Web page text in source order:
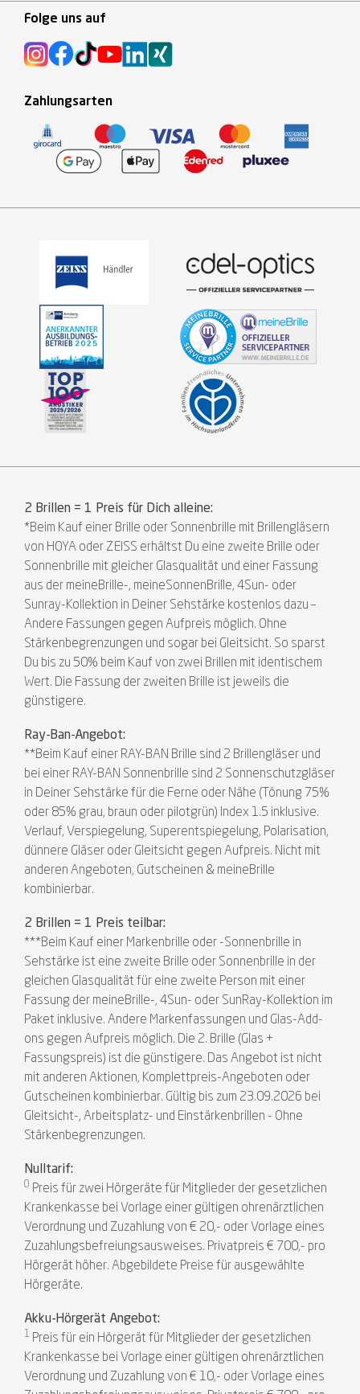
Folge uns auf
Zahlungsarten
2 Brillen = 1 Preis für Dich alleine:
*Beim Kauf einer Brille oder Sonnenbrille mit Brillengläsern
von HOYA oder ZEISS erhältst Du eine zweite Brille oder
Sonnenbrille mit gleicher Glasqualität und einer Fassung
aus der meineBrille-, meineSonnenBrille, 4Sun- oder
Sunray-Kollektion in Deiner Sehstärke kostenlos dazu –
Andere Fassungen gegen Aufpreis möglich. Ohne
Stärkenbegrenzungen und sogar bei Gleitsicht. So sparst
Du bis zu 50% beim Kauf von zwei Brillen mit identischem
Wert. Die Fassung der zweiten Brille ist jeweils die
günstigere.
Ray-Ban-Angebot:
**Beim Kauf einer RAY-BAN Brille sind 2 Brillengläser und
bei einer RAY-BAN Sonnenbrille sind 2 Sonnenschutzgläser
in Deiner Sehstärke für die Ferne oder Nähe (Tönung 75%
oder 85% grau, braun oder pilotgrün) Index 1.5 inklusive.
Verlauf, Verspiegelung, Superentspiegelung, Polarisation,
dünnere Gläser oder Gleitsicht gegen Aufpreis. Nicht mit
anderen Angeboten, Gutscheinen & meineBrille
kombinierbar.
2 Brillen = 1 Preis teilbar:
***Beim Kauf einer Markenbrille oder -Sonnenbrille in
Sehstärke ist eine zweite Brille oder Sonnenbrille in der
gleichen Glasqualität für eine zweite Person mit einer
Fassung der meineBrille-, 4Sun- oder SunRay-Kollektion im
Paket inklusive. Andere Markenfassungen und Glas-Add-
ons gegen Aufpreis möglich. Die 2. Brille (Glas +
Fassungspreis) ist die günstigere. Das Angebot ist nicht
mit anderen Aktionen, Komplettpreis-Angeboten oder
Gutscheinen kombinierbar. Gültig bis zum 23.09.2026 bei
Gleitsicht-, Arbeitsplatz- und Einstärkenbrillen - Ohne
Stärkenbegrenzungen.
Nulltarif:
0 Preis für zwei Hörgeräte für Mitglieder der gesetzlichen
Krankenkasse bei Vorlage einer gültigen ohrenärztlichen
Verordnung und Zuzahlung von € 20,- oder Vorlage eines
Zuzahlungsbefreiungsausweises. Privatpreis € 700,- pro
Hörgerät höher. Abgebildete Preise für ausgewählte
Hörgeräte.
Akku-Hörgerät Angebot:
1 Preis für ein Hörgerät für Mitglieder der gesetzlichen
Krankenkasse bei Vorlage einer gültigen ohrenärztlichen
Verordnung und Zuzahlung von € 10,- oder Vorlage eines